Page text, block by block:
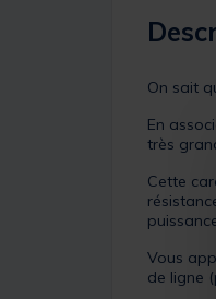
On sait
En
très
Cette
Vous
de ligne